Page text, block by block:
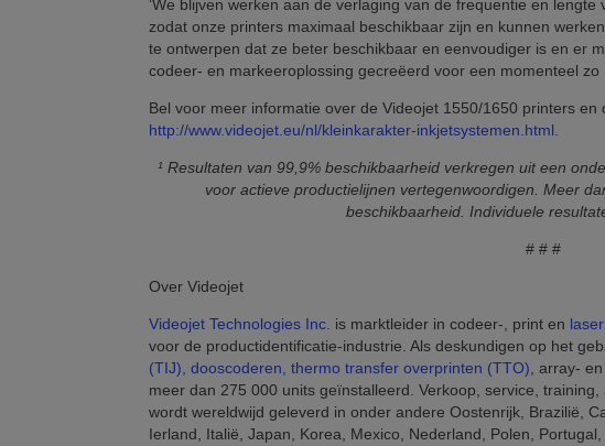
‘We blijven werken aan de verlaging van de frequentie en
zodat onze printers maximaal beschikbaar zijn en kunnen
te ontwerpen dat ze beter beschikbaar en eenvoudiger is en er
codeer- en markeeroplossing gecreëerd voor een momenteel zo
Bel voor meer informatie over de Videojet 1550/1650 printers
http://www.videojet.eu/nl/kleinkarakter-inkjetsystemen.html.
¹ Resultaten van 99,9% beschikbaarheid verkregen uit een
voor actieve productielijnen vertegenwoordigen. Meer
beschikbaarheid. Individuele
# # #
Over Videojet
Videojet Technologies Inc. is marktleider in codeer-, print en
voor de productidentificatie-industrie. Als deskundigen op het
(TIJ), dooscoderen, thermo transfer overprinten (TTO), array-
meer dan 275 000 units geïnstalleerd. Verkoop, service,
wordt wereldwijd geleverd in onder andere Oostenrijk, Brazilië,
Ierland, Italië, Japan, Korea, Mexico, Nederland, Polen,